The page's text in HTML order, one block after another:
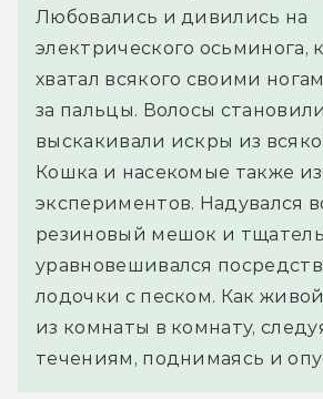
Любовались и дивились на
электрического осьминога,
хватал всякого своими
за пальцы. Волосы
выскакивали искры из
Кошка и насекомые также
экспериментов. Надувался
резиновый мешок и
уравновешивался
лодочки с песком. Как
из комнаты в комнату,
течениям, поднимаясь и